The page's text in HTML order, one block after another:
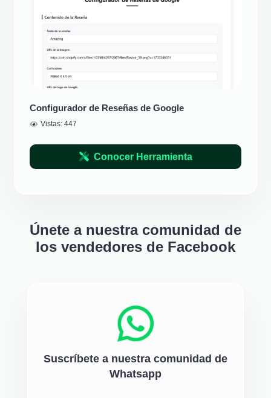
Configurador de Reseñas de Google
Vistas:447
Conocer Herramienta
Únete a nuestra comunidad de
los vendedores de Facebook
Suscríbete a nuestra comunidad de
Whatsapp